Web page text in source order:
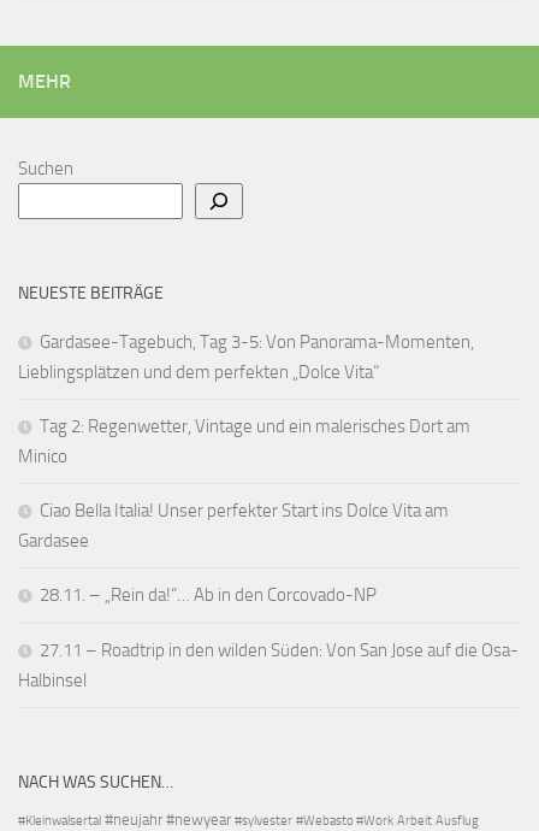
MEHR
Suchen
NEUESTE BEITRÄGE
Gardasee-Tagebuch, Tag 3-5: Von Panorama-Momenten,
Lieblingsplätzen und dem perfekten „Dolce Vita“
Tag 2: Regenwetter, Vintage und ein malerisches Dort am
Minico
Ciao Bella Italia! Unser perfekter Start ins Dolce Vita am
Gardasee
28.11. – „Rein da!“… Ab in den Corcovado-NP
27.11 – Roadtrip in den wilden Süden: Von San Jose auf die Osa-
Halbinsel
NACH WAS SUCHEN…
#Kleinwalsertal #neujahr #newyear #sylvester #Webasto #Work Arbeit Ausflug